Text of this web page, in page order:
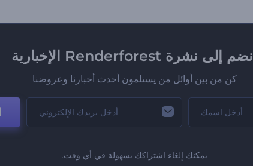
انضم إلى نشرة Renderforest الإخبارية
كن من بين أوائل من يستلمون أحدث أخبارنا وعروضنا
يمكنك إلغاء اشتراكك بسهولة في أي وقت.